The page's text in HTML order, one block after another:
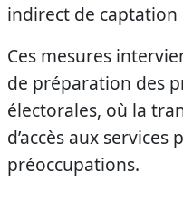
indirect de captation
Ces mesures
de préparation des
électorales, où la
d’accès aux
préoccupations.